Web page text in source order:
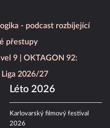
- podcast rozbíjející
přestupy
9
OKTAGON 92:
Liga 2026/27
Léto 2026
Karlovarský filmový festival
2026